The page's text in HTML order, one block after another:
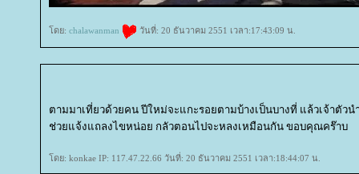
ดย: chalawanman วันที่: 20 ธันวาคม 2551 เวลา:17:43:09 น.
ตามมาเที่ยวด้วยคน ปีใหม่จะแกะรอยตามบ้างเป็นบางที่ แล้วเจ้าตัว
ช่วยแจ้งแถลงไขหน่อย กลัวตอนไปจะหลงเหมือนกัน ขอบคุณคร๊าบ
ดย: konkae IP: 117.47.22.66 วันที่: 20 ธันวาคม 2551 เวลา:18:44:07 น.